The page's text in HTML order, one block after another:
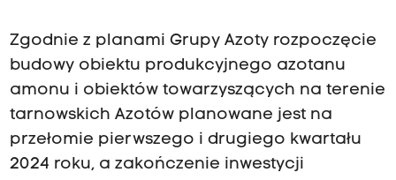
Zgodnie z planami Grupy Azoty rozpoczęcie
budowy obiektu produkcyjnego azotanu
amonu i obiektów towarzyszących na terenie
tarnowskich Azotów planowane jest na
przełomie pierwszego i drugiego kwartału
2024 roku, a zakończenie inwestycji